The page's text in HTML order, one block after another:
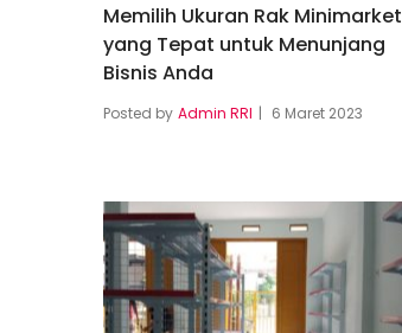
Memilih Ukuran Rak Minimarket
yang Tepat untuk Menunjang
Bisnis Anda
Posted by Admin RRI 6 Maret 2023